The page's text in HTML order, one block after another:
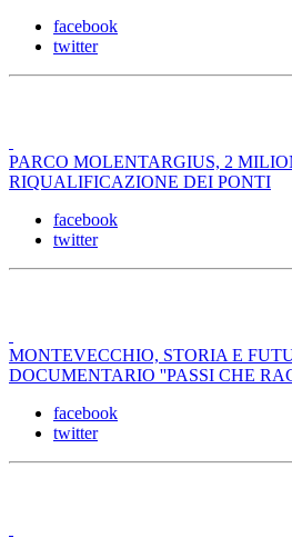
facebook
twitter
PARCO MOLENTARGIUS, 2
RIQUALIFICAZIONE DEI PONTI
facebook
twitter
MONTEVECCHIO, STORIA E
DOCUMENTARIO ''PASSI CHE
facebook
twitter